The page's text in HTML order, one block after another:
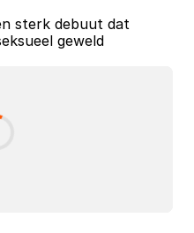
sterk debuut dat
geweld